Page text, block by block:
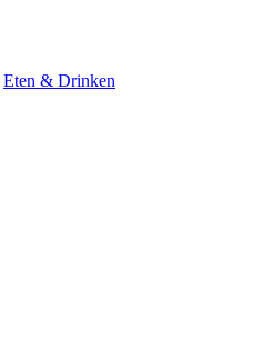
Eten & Drinken